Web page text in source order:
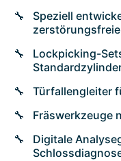
Speziell
Lockpicking-
Türfallengleiter
Fräswerkzeuge
Digitale